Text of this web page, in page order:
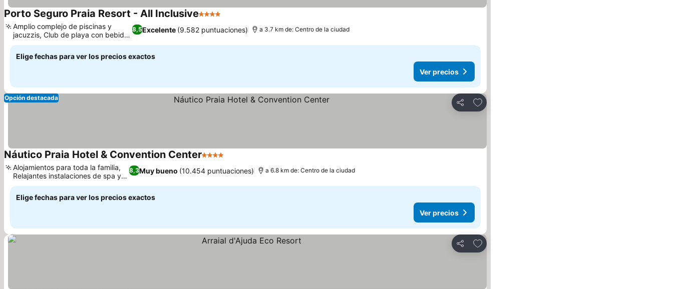
Porto Seguro Praia Resort - All Inclusive4 Estrellas
8,5Excelente (9.582 puntuaciones)
Amplio complejo de piscinas y
jacuzzis, Club de playa con bebidas
prémium
a 3.7 km de: Centro de la ciudad
Elige fechas para ver los precios exactos
Ver precios
Compartir
Agregar a favoritos
Opción destacada
Náutico Praia Hotel & Convention Center4 Estrellas
8,3Muy bueno (10.454 puntuaciones)
Alojamientos para toda la familia,
Relajantes instalaciones de spa y
bienestar
a 6.8 km de: Centro de la ciudad
Elige fechas para ver los precios exactos
Ver precios
Compartir
Agregar a favoritos